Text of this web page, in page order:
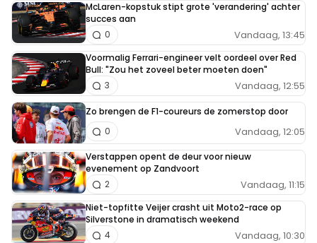
McLaren-kopstuk stipt grote 'verandering' achter
succes aan
Vandaag, 13:45
0
Voormalig Ferrari-engineer velt oordeel over Red
Bull: "Zou het zoveel beter moeten doen"
Vandaag, 12:55
3
Zo brengen de F1-coureurs de zomerstop door
Vandaag, 12:05
0
Verstappen opent de deur voor nieuw
evenement op Zandvoort
Vandaag, 11:15
2
Niet-topfitte Veijer crasht uit Moto2-race op
Silverstone in dramatisch weekend
Vandaag, 10:30
4